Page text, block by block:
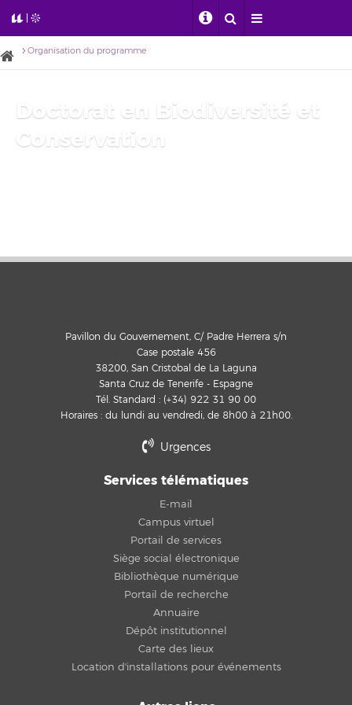
Organisation du programme
Doctorat en Biodiversité et
Conservation
Pavillon du Gouvernement, C/ Padre Herrera s/n
Case postale 456
38200, San Cristobal de La Laguna
Santa Cruz de Tenerife - Espagne
Tél. Standard : (+34) 922 31 90 00
Horaires : du lundi au vendredi, de 8h00 à 21h00.
Urgences
Services télématiques
E-mail
Campus virtuel
Portail de services
Siège social électronique
Bibliothèque numérique
Portail de recherche
Annuaire
Dépôt institutionnel
Carte des lieux
Location d'installations pour événements